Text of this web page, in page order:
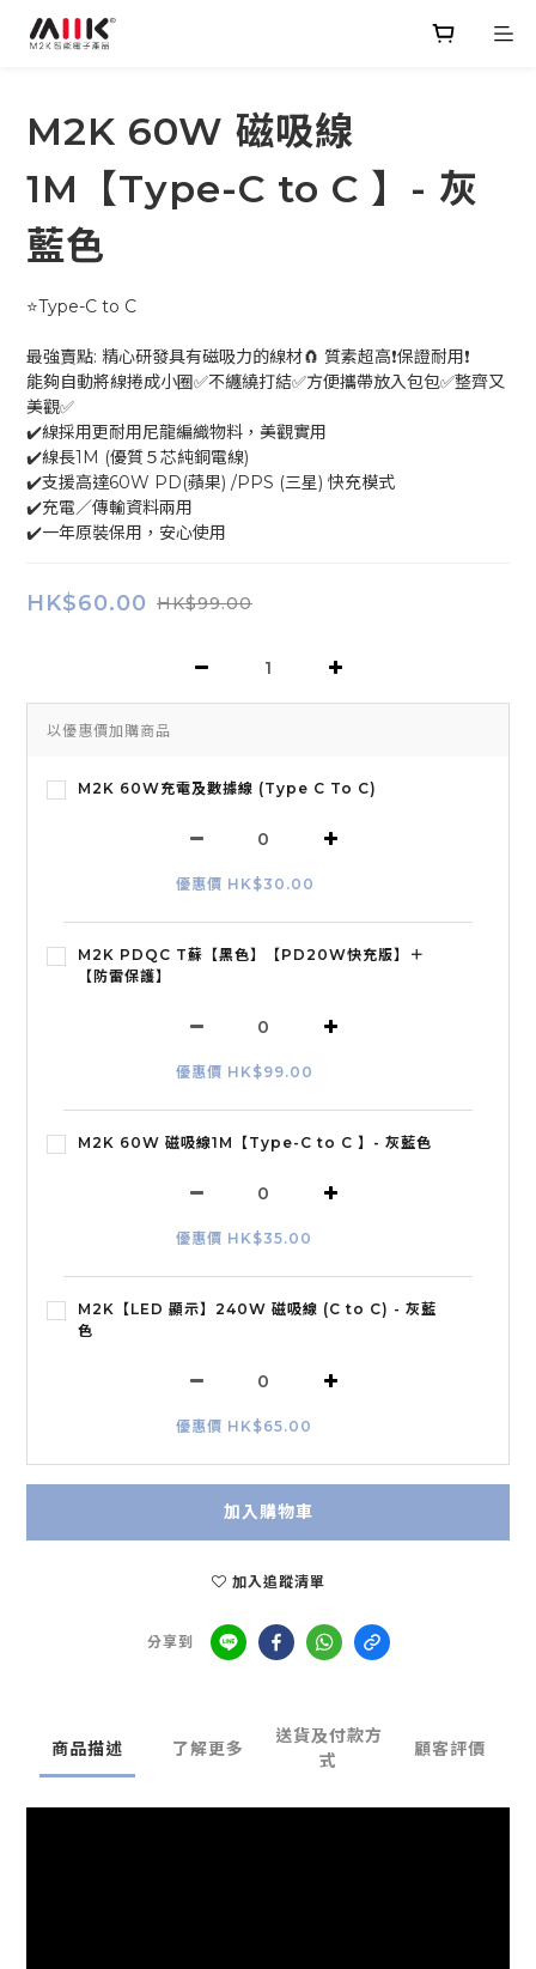
M2K 60W 磁吸線
1M【Type-C to C 】- 灰
藍色
⭐Type-C to C
最強賣點: 精心研發具有磁吸力的線材🧲 質素超高❗保證耐用❗
能夠自動將線捲成小圈✅不纏繞打結✅方便攜帶放入包包✅整齊又
美觀✅
✔️線採用更耐用尼龍編織物料，美觀實用
✔️線長1M (優質５芯純銅電線)
✔️支援高達60W PD(蘋果) /PPS (三星) 快充模式
✔️充電／傳輸資料兩用
✔️一年原裝保用，安心使用
HK$60.00 HK$99.00
以優惠價加購商品
M2K 60W充電及數據線 (Type C To C)
優惠價 HK$30.00
M2K PDQC T蘇【黑色】【PD20W快充版】＋
【防雷保護】
優惠價 HK$99.00
M2K 60W 磁吸線1M【Type-C to C 】- 灰藍色
優惠價 HK$35.00
M2K【LED 顯示】240W 磁吸線 (C to C) - 灰藍
色
優惠價 HK$65.00
加入購物車
加入追蹤清單
分享到
商品描述 了解更多
送貨及付款方
式
顧客評價